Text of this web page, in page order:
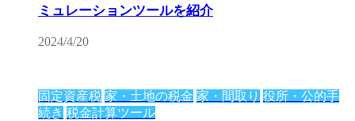
ミュレーションツールを紹介
2024/4/20
固定資産税 家・土地の税金 家・間取り 役所・公的手
続き 税金計算ツール